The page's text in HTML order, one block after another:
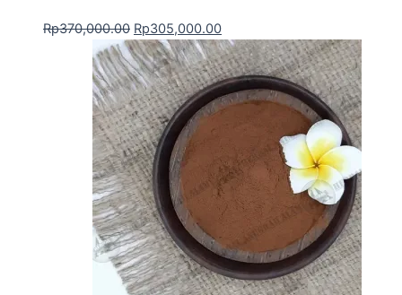
Rp370,000.00 Rp305,000.00